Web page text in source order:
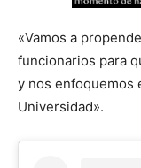
«Vamos a
funcionarios para
y nos enfoquemos
Universidad».